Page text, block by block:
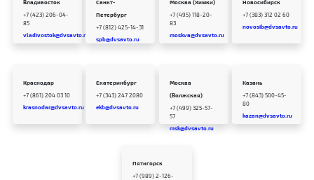
Владивосток
+7 (423) 206-04-
85
vladivostok@dvsavto.ru
Санкт-
Петербург
+7 (812) 425-14-31
spb@dvsavto.ru
Москва (Химки)
+7 (495) 118-20-
83
moskva@dvsavto.ru
Новосибирск
+7 (383) 312 02 60
novosib@dvsavto.ru
Краснодар
+7 (861) 204 03 10
krasnodar@dvsavto.ru
Екатеринбург
+7 (343) 247 2080
ekb@dvsavto.ru
Москва
(Волжская)
+7 (499) 325-57-
57
msk@dvsavto.ru
Казань
+7 (843) 500-45-
80
kazan@dvsavto.ru
Пятигорск
+7 (989) 2-126-